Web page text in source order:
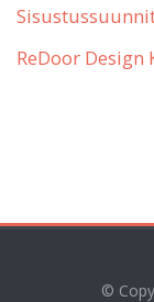
ReDoor Design
©